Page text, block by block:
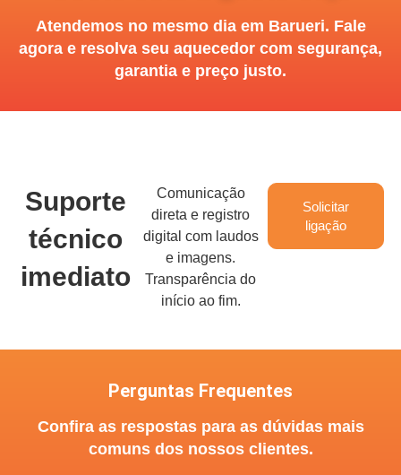
Atendemos no mesmo dia em Barueri. Fale
agora e resolva seu aquecedor com segurança,
garantia e preço justo.
Suporte
técnico
imediato
Comunicação
direta e registro
digital com laudos
e imagens.
Transparência do
início ao fim.
Solicitar
ligação
Perguntas Frequentes
Confira as respostas para as dúvidas mais
comuns dos nossos clientes.